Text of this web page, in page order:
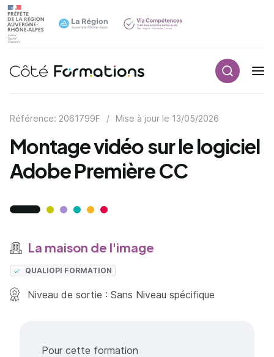
Navigation principale
Référence: 2061799F / Mise à jour le 13/05/2026
Montage vidéo sur le logiciel
Adobe Première CC
La maison de l'image
QUALIOPI FORMATION
Niveau de sortie : Sans Niveau spécifique
Pour cette formation